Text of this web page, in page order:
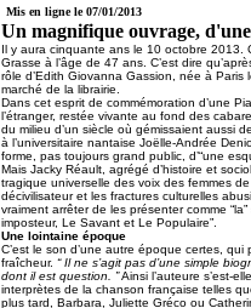
Mis en ligne le 07/01/2013
Un magnifique ouvrage,
Il y aura cinquante ans le 10 octobre 2013.
Grasse à l’âge de 47 ans. C’est dire
rôle d’Edith Giovanna Gassion, née à
marché de la librairie.
Dans cet esprit de commémoration d’une
l’étranger, restée vivante au fond des
du milieu d’un siècle où gémissaient aussi
à l’universitaire nantaise Joëlle-Andrée
forme, pas toujours grand public, d’“une
Mais Jacky Réault, agrégé d’histoire et
tragique universelle des voix des femmes
décivilisateur et les fractures culturelles
vraiment arrêter de les présenter comme
imposteur, Le Savant et Le Populaire”.
Une lointaine époque
C’est le son d’une autre époque certes,
fraîcheur. “ Il ne s’agit pas d’une simple
dont il est question. ”Ainsi l’auteure s’est-
interprètes de la chanson française telles
plus tard, Barbara, Juliette Gréco ou